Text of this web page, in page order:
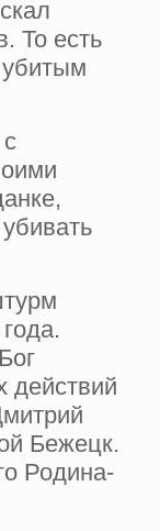
То есть
убитым
действий
Бежецк.
Родина-